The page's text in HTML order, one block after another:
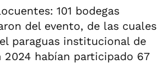
101 bodegas
del evento, de las cuales
paraguas institucional de
2024 habían participado 67